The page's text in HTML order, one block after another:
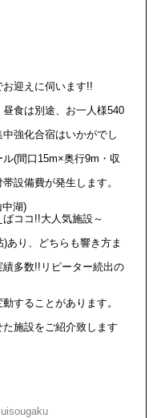
迎えに伺います!!
食は別途、お一人様540
強化合宿はいかがでし
(間口15m×奥行9m・収
備費が発生します。
中湖)
ココ!!大人気施設～
あり、どちらも響き方ま
多数!!リピーター続出の
することがあります。
施設をご紹介致します